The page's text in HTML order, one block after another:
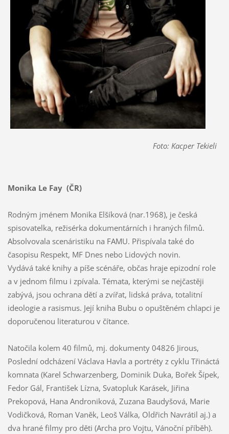
Foto: Kacper Tekieli
Monika Le Fay (ČR)
Rodným jménem Monika Elšíková (nar.1968), je česká
spisovatelka, režisérka dokumentárních i hraných filmů.
Absolvovala scenáristiku na FAMU. Přispívala také do
časopisu Respekt, MF Dnes nebo Lidových novin.
Vydává také knihy a píše scénáře, občas hraje epizodní role
a v jednom filmu i zpívala. Témata, kterými se nejčastěji
zabývá, jsou ochrana dětí a zvířat, lidská práva, totalitní
ideologie a rasismus. Její kniha Bubu o opuštěném chlapci je
doporučenou literaturou v čítance.
Natočila kolem 40 filmů, mj. dokumenty 04826 Jirous,
Poslední odcházení Václava Havla a portréty z cyklu Třináctá
komnata (Karel Schwarzenberg, Dominik Duka, Bořek Šípek,
Fedor Gál, František Lízna, Svatopluk Karásek, Jiřina
Prekopová, Hana Androniková, Zuzana Baudyšová, Marie
Vodičková, Roman Vaněk, Leoš Válka, Oldřich Navrátil aj.) a
dva hrané filmy pro děti (Archa pro Vojtu, Vánoční příběh).